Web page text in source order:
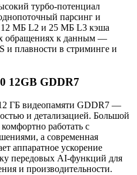
турбо‑потенциал
парсинг и
12 МБ L2 и 25 МБ L3 кэша
обращениях к данным —
и плавности в стриминге и
12GB GDDR7
ГБ видеопамяти GDDR7 —
и детализацией. Большой
работать с
а современная
аппаратное ускорение
передовых AI‑функций для
и производительности.